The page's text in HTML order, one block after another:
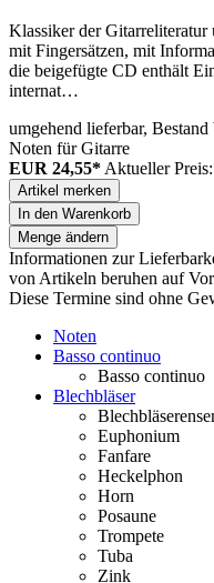
Klassiker der Gitarreliteratur
mit Fingersätzen, mit
die beigefügte CD enthält
internat…
umgehend lieferbar,
Noten für Gitarre
EUR 24,55* Aktueller
Artikel merken
In den Warenkorb
Menge ändern
Informationen zur
von Artikeln beruhen auf
Diese Termine sind ohne
Noten
Basso continuo
Basso continuo
Blechbläser
Euphonium
Fanfare
Heckelphon
Horn
Posaune
Trompete
Tuba
Zink